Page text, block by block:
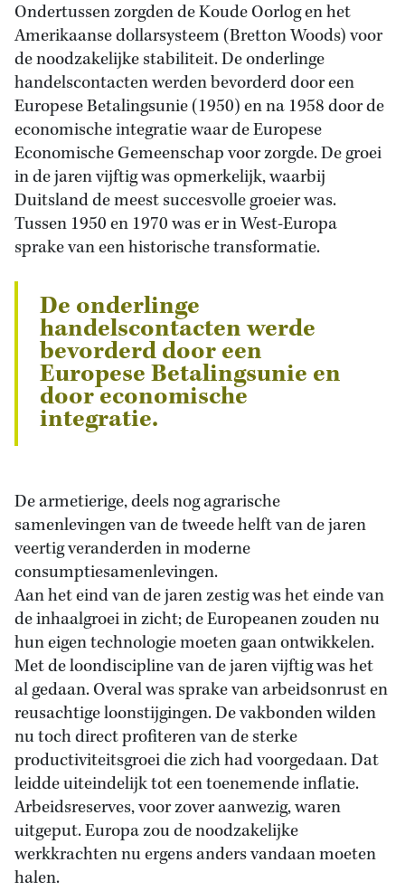
Ondertussen zorgden de Koude Oorlog en het
Amerikaanse dollarsysteem (Bretton Woods) voor
de noodzakelijke stabiliteit. De onderlinge
handelscontacten werden bevorderd door een
Europese Betalingsunie (1950) en na 1958 door de
economische integratie waar de Europese
Economische Gemeenschap voor zorgde. De groei
in de jaren vijftig was opmerkelijk, waarbij
Duitsland de meest succesvolle groeier was.
Tussen 1950 en 1970 was er in West-Europa
sprake van een historische transformatie.
De onderlinge
handelscontacten werde
bevorderd door een
Europese Betalingsunie en
door economische
integratie.
De armetierige, deels nog agrarische
samenlevingen van de tweede helft van de jaren
veertig veranderden in moderne
consumptiesamenlevingen.
Aan het eind van de jaren zestig was het einde van
de inhaalgroei in zicht; de Europeanen zouden nu
hun eigen technologie moeten gaan ontwikkelen.
Met de loondiscipline van de jaren vijftig was het
al gedaan. Overal was sprake van arbeidsonrust en
reusachtige loonstijgingen. De vakbonden wilden
nu toch direct profiteren van de sterke
productiviteitsgroei die zich had voorgedaan. Dat
leidde uiteindelijk tot een toenemende inflatie.
Arbeidsreserves, voor zover aanwezig, waren
uitgeput. Europa zou de noodzakelijke
werkkrachten nu ergens anders vandaan moeten
halen.